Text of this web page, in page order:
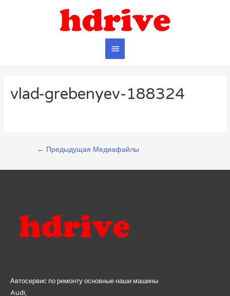
Главное
vlad-grebenyev-188324
Навигация
по
← Предыдущая Медиафайлы
Автосервис по ремонту основные наши машины
Audi;